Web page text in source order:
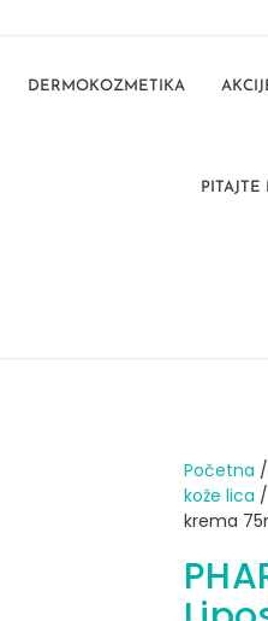
DERMOKOZMETIKA
PITAJTE
Početna /
kože lica /
krema